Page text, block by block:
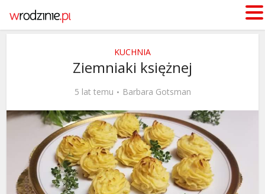
KUCHNIA
Ziemniaki księżnej
5 lat temu Barbara Gotsman